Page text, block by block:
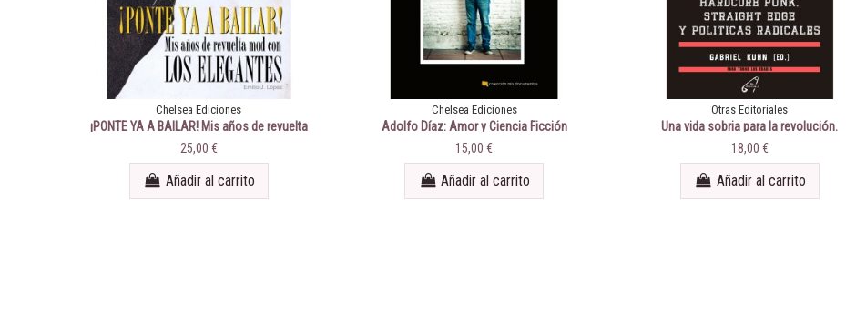
Chelsea Ediciones
¡PONTE YA A BAILAR! Mis años de revuelta
mod con Los Elegantes
25,00 €
Añadir al carrito
Chelsea Ediciones
Adolfo Díaz: Amor y Ciencia Ficción
15,00 €
Añadir al carrito
Otras Editoriales
Una vida sobria para la revolución.
Hardcore Punk, Straight Edge y políticas
radicales
18,00 €
Añadir al carrito